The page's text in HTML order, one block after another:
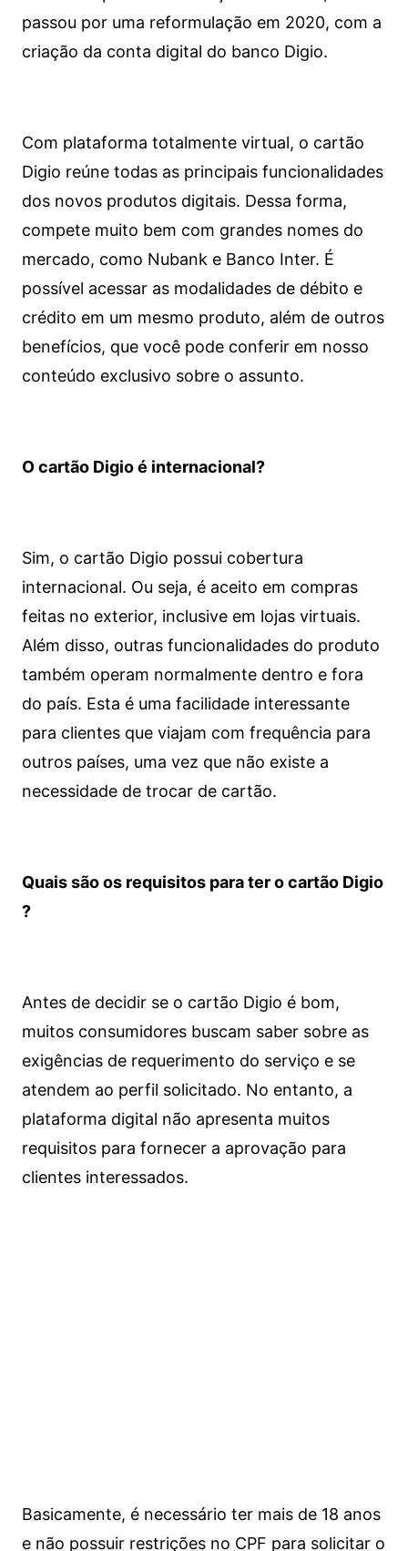
passou por uma reformulação em 2020, com a
criação da conta digital do banco Digio.
Com plataforma totalmente virtual, o cartão
Digio reúne todas as principais funcionalidades
dos novos produtos digitais. Dessa forma,
compete muito bem com grandes nomes do
mercado, como Nubank e Banco Inter. É
possível acessar as modalidades de débito e
crédito em um mesmo produto, além de outros
benefícios, que você pode conferir em nosso
conteúdo exclusivo sobre o assunto.
O cartão Digio é internacional?
Sim, o cartão Digio possui cobertura
internacional. Ou seja, é aceito em compras
feitas no exterior, inclusive em lojas virtuais.
Além disso, outras funcionalidades do produto
também operam normalmente dentro e fora
do país. Esta é uma facilidade interessante
para clientes que viajam com frequência para
outros países, uma vez que não existe a
necessidade de trocar de cartão.
Quais são os requisitos para ter o cartão Digio
?
Antes de decidir se o cartão Digio é bom,
muitos consumidores buscam saber sobre as
exigências de requerimento do serviço e se
atendem ao perfil solicitado. No entanto, a
plataforma digital não apresenta muitos
requisitos para fornecer a aprovação para
clientes interessados.
Basicamente, é necessário ter mais de 18 anos
e não possuir restrições no CPF para solicitar o